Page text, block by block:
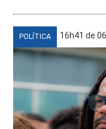
POLÍTICA 16h41 de